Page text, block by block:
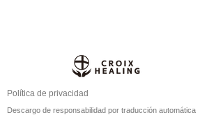
Política de privacidad
Descargo de responsabilidad por traducción automática